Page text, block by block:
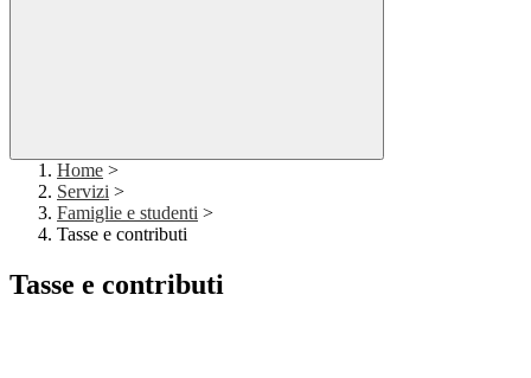
Home >
Servizi >
Famiglie e studenti >
Tasse e contributi
Tasse e contributi